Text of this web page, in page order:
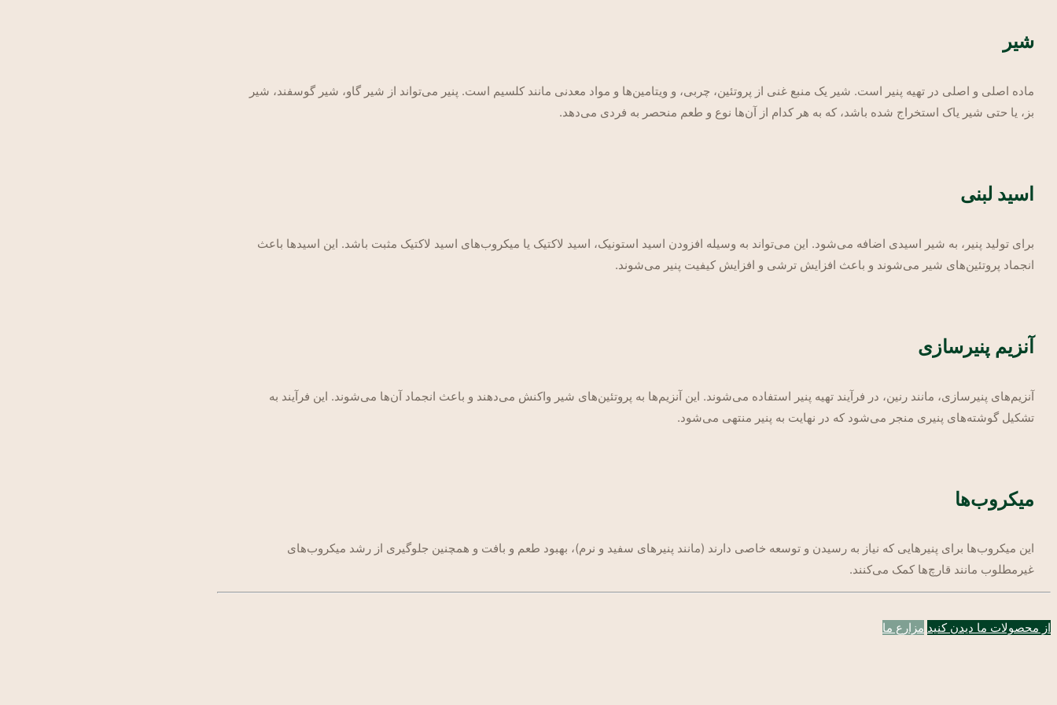
شیر
ماده اصلی و اصلی در تهیه پنیر است. شیر یک منبع غنی از پروتئین، چربی، و ویتامین‌ها و مواد معدنی مانند کلسیم است. پنیر می‌تواند از شیر گاو، شیر گوسفند، شیر
بز، یا حتی شیر یاک استخراج شده باشد، که به هر کدام از آن‌ها نوع و طعم منحصر به فردی می‌دهد.
اسید لبنی
برای تولید پنیر، به شیر اسیدی اضافه می‌شود. این می‌تواند به وسیله افزودن اسید استونیک، اسید لاکتیک یا میکروب‌های اسید لاکتیک مثبت باشد. این اسیدها باعث
انجماد پروتئین‌های شیر می‌شوند و باعث افزایش ترشی و افزایش کیفیت پنیر می‌شوند.
آنزیم پنیرسازی
آنزیم‌های پنیرسازی، مانند رنین، در فرآیند تهیه پنیر استفاده می‌شوند. این آنزیم‌ها به پروتئین‌های شیر واکنش می‌دهند و باعث انجماد آن‌ها می‌شوند. این فرآیند به
تشکیل گوشته‌های پنیری منجر می‌شود که در نهایت به پنیر منتهی می‌شود.
میکروب‌ها
این میکروب‌ها برای پنیرهایی که نیاز به رسیدن و توسعه خاصی دارند (مانند پنیرهای سفید و نرم)، بهبود طعم و بافت و همچنین جلوگیری از رشد میکروب‌های
غیرمطلوب مانند قارچ‌ها کمک می‌کنند.
از محصولات ما دیدن کنید مزارع ما